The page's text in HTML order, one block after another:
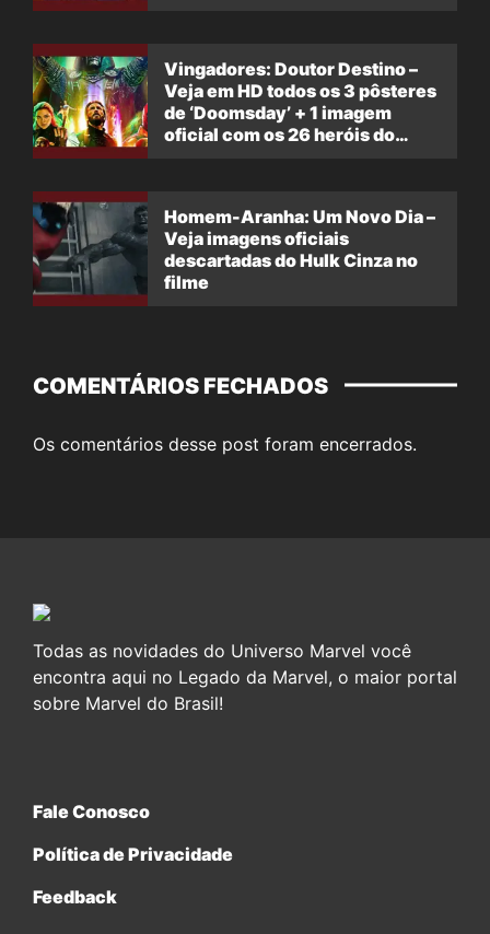
Vingadores: Doutor Destino –
Veja em HD todos os 3 pôsteres
de ‘Doomsday’ + 1 imagem
oficial com os 26 heróis do
Homem-Aranha: Um Novo Dia –
Veja imagens oficiais
descartadas do Hulk Cinza no
filme
COMENTÁRIOS FECHADOS
Os comentários desse post foram encerrados.
Todas as novidades do Universo Marvel você
encontra aqui no Legado da Marvel, o maior portal
sobre Marvel do Brasil!
Fale Conosco
Política de Privacidade
Feedback